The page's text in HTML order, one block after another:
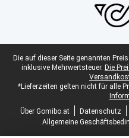
Juristische Fußzeile
Die auf dieser Seite genannten
inklusive Mehrwertsteuer. Die
*Lieferzeiten gelten nicht für alle
Über Gomibo.at
Datenschutz
Allgemeine